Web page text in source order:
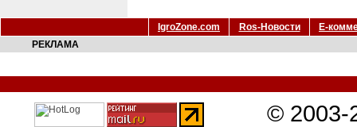
IgroZone.com Ros-Новости
Е-
РЕКЛАМА
©